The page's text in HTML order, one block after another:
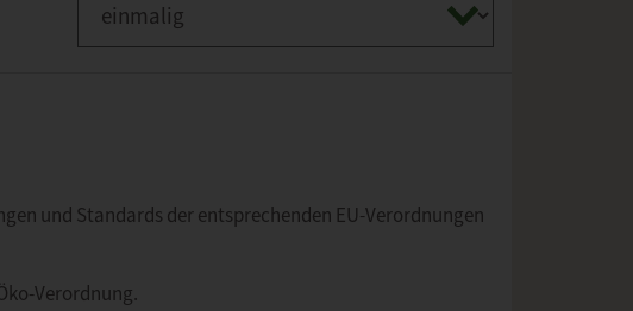
und Standards der entsprechenden EU-Verordnungen
Verordnung.